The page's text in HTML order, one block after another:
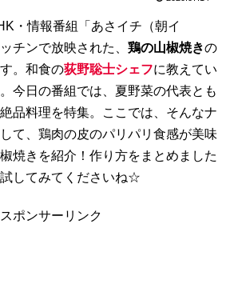
・情報番組「あさイチ（朝イ
チンで放映された、 鶏の山椒焼きの
。和食の荻野聡士シェフに教えてい
今日の番組では、夏野菜の代表とも
品料理を特集。ここでは、そんなナ
て、鶏肉の皮のパリパリ食感が美味
焼きを紹介！作り方をまとめました
してみてくださいね☆
スポンサーリンク